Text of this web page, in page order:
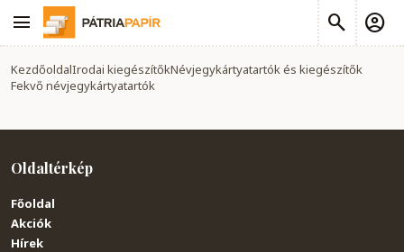
KezdőoldalIrodai kiegészítőkNévjegykártyatartók és kiegészítők
Fekvő névjegykártyatartók
Oldaltérkép
Főoldal
Akciók
Hírek